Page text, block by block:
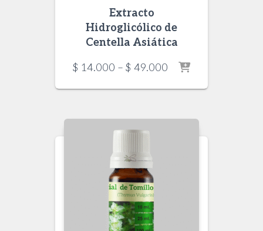
Extracto
Hidroglicólico de
Centella Asiática
$ 14.000 – $ 49.000 Price
$ 14.000
$ 49.000